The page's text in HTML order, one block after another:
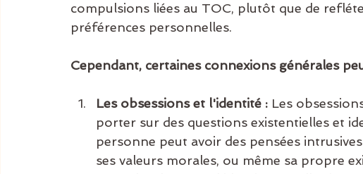
compulsions liées au TOC, plutôt que de
préférences personnelles.
Cependant, certaines connexions générales
Les obsessions et l'identité : Les
porter sur des questions existentielles et
personne peut avoir des pensées
ses valeurs morales, ou même sa propre